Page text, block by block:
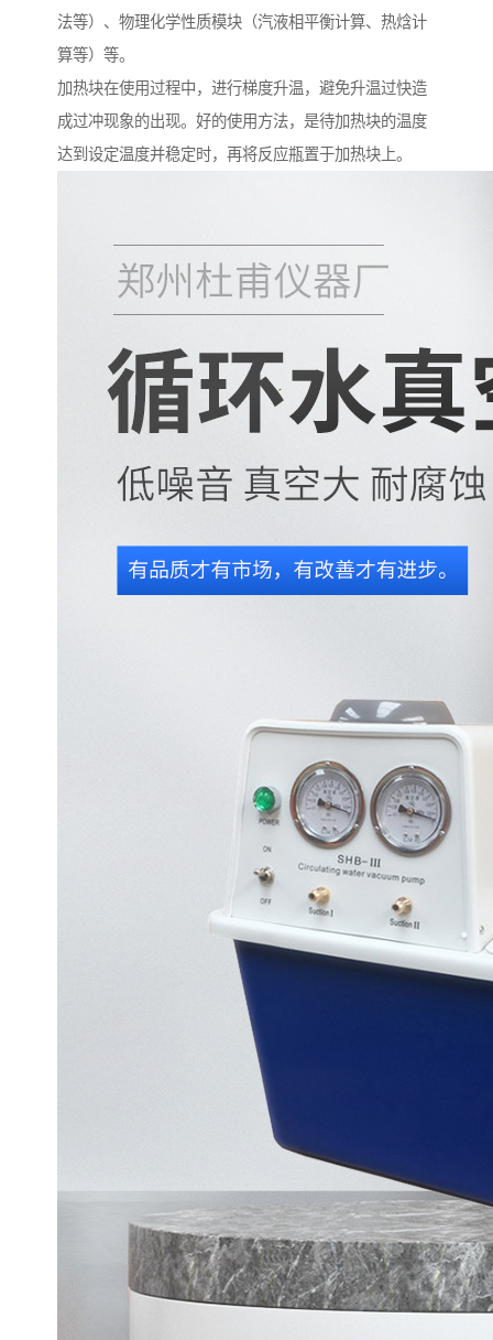
法等）、物理化学性质模块（汽液相平衡计算、热焓计
算等）等。
加热块在使用过程中，进行梯度升温，避免升温过快造
成过冲现象的出现。好的使用方法，是待加热块的温度
达到设定温度并稳定时，再将反应瓶置于加热块上。